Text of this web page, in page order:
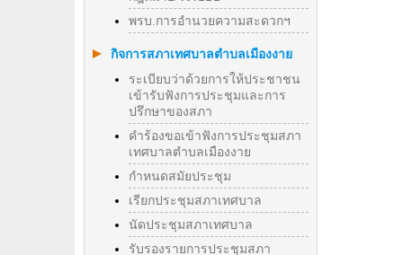
พรบ.การอำนวยความสะดวกฯ
กิจการสภาเทศบาลตำบลเมืองงาย
ระเบียบว่าด้วยการให้ประชาชน
เข้ารับฟังการประชุมและการ
ปรึกษาของสภา
คำร้องขอเข้าฟังการประชุมสภา
เทศบาลตำบลเมืองงาย
กำหนดสมัยประชุม
เรียกประชุมสภาเทศบาล
นัดประชุมสภาเทศบาล
รับรองรายการประชุมสภา